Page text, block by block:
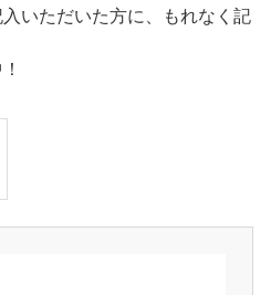
いただいた方に、もれなく記